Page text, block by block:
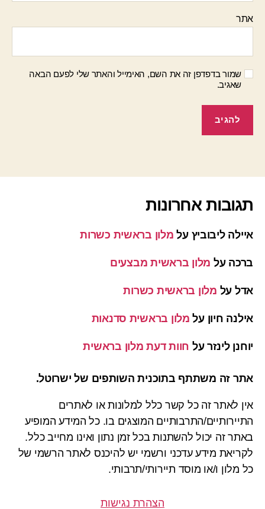
אתר
שמור בדפדפן זה את השם, האימייל והאתר שלי לפעם הבאה
שאגיב.
תגובות אחרונות
איילה ליבוביץ על מלון בראשית כשרות
ברכה על מלון בראשית מבצעים
אדל על מלון בראשית כשרות
אילנה חיון על מלון בראשית סדנאות
יוחנן לינזר על חוות דעת מלון בראשית
אתר זה משתתף בתוכנית השותפים של ישרוטל.
אין לאתר זה כל קשר כלל למלונות או לאתרים
התיירותיים/התרבותיים המוצגים בו. כל המידע המופיע
באתר זה יכול להשתנות בכל זמן נתון ואינו מחייב כלל.
לקריאת מידע עדכני ורשמי יש להיכנס לאתר הרשמי של
כל מלון ו/או מוסד תיירותי/תרבותי.
הצהרת נגישות